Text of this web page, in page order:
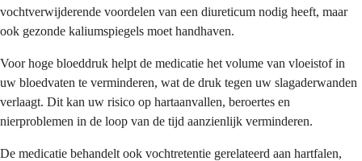
vochtverwijderende voordelen van een diureticum nodig heeft, maar
ook gezonde kaliumspiegels moet handhaven.
Voor hoge bloeddruk helpt de medicatie het volume van vloeistof in
uw bloedvaten te verminderen, wat de druk tegen uw slagaderwanden
verlaagt. Dit kan uw risico op hartaanvallen, beroertes en
nierproblemen in de loop van de tijd aanzienlijk verminderen.
De medicatie behandelt ook vochtretentie gerelateerd aan hartfalen,